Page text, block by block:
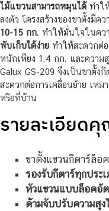
ไม้แขวนสามารถหมุนได้ ทำใ
ลงตัว โครงสร้างของขาตั้งมีค
10-15 กก. ทำให้มั่นใจในคว
พับเก็บได้ง่าย ทำให้สะดวกต่
หนักเพียง 1.4 กก. และความ
Galux GS-209 จึงเป็นขาตั้ง
สะดวกต่อการเคลื่อนย้าย เห
หรือที่บ้าน
รายละเอียด
ขาตั้งแขวนกีตาร์ล็อ
รองรับกีตาร์ทุกประ
หัวแขวนแบบล็อคอั
ด้ามจับปรับความสูง